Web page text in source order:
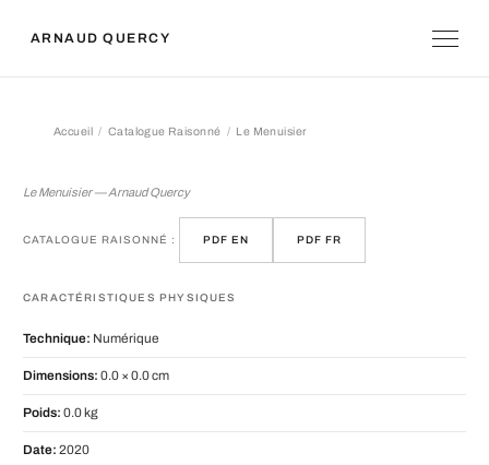
ARNAUD QUERCY
Accueil Catalogue Raisonné Le Menuisier
Le Menuisier — Arnaud Quercy
CATALOGUE RAISONNÉ : PDF EN PDF FR
CARACTÉRISTIQUES PHYSIQUES
Technique: Numérique
Dimensions: 0.0 × 0.0 cm
Poids: 0.0 kg
Date: 2020